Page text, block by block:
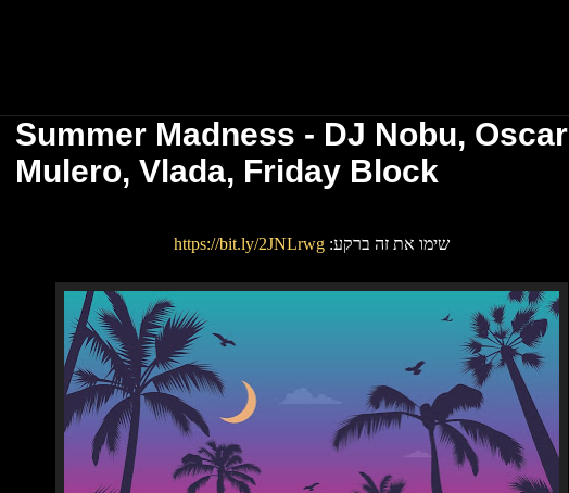
Summer Madness - DJ Nobu, Oscar
Mulero, Vlada, Friday Block
שימו את זה ברקע: https://bit.ly/2JNLrwg